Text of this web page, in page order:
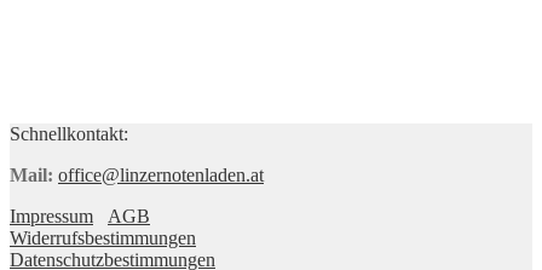
Schnellkontakt:
Mail: office@linzernotenladen.at
Impressum
AGB
Widerrufsbestimmungen
Datenschutzbestimmungen